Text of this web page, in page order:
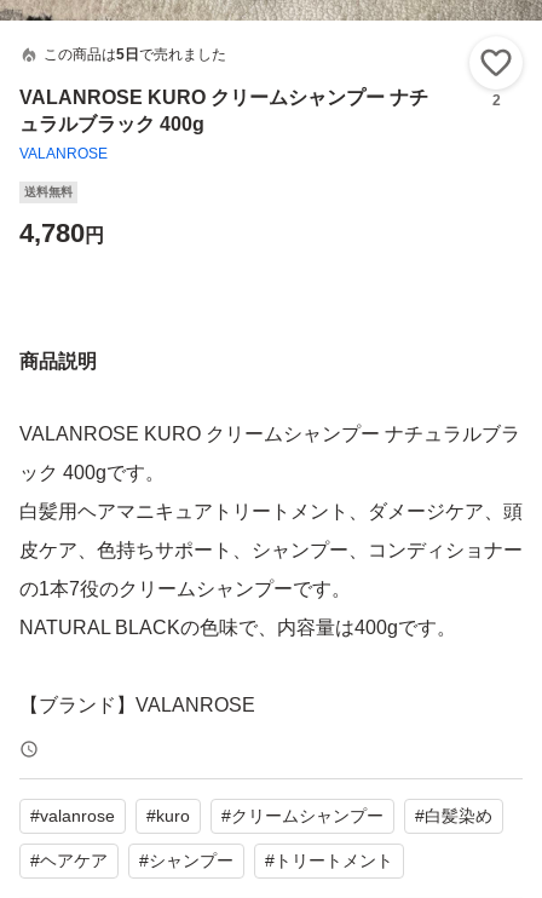
この商品は5日 で売れました
VALANROSE KURO クリームシャンプー ナチ
ュラルブラック 400g
VALANROSE
2
送料無料
4,780円
商品説明
VALANROSE KURO クリームシャンプー ナチュラルブラ
ック 400gです。
白髪用ヘアマニキュアトリートメント、ダメージケア、頭
皮ケア、色持ちサポート、シャンプー、コンディショナー
の1本7役のクリームシャンプーです。
NATURAL BLACKの色味で、内容量は400gです。
【ブランド】VALANROSE
【商品名】KURO クリームシャンプー
【カラー】ナチュラルブラック
【内容量】400g
【商品の状態】未使用
#valanrose #kuro #クリームシャンプー #白髪染め
#ヘアケア #シャンプー # トリートメント